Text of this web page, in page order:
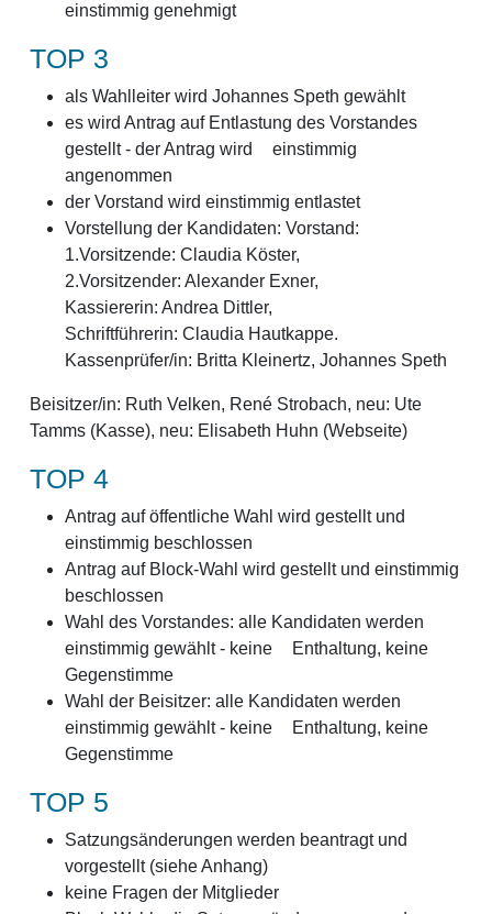
einstimmig genehmigt
TOP 3
als Wahlleiter wird Johannes Speth gewählt
es wird Antrag auf Entlastung des Vorstandes
gestellt - der Antrag wird einstimmig
angenommen
der Vorstand wird einstimmig entlastet
Vorstellung der Kandidaten: Vorstand:
1.Vorsitzende: Claudia Köster,
2.Vorsitzender: Alexander Exner,
Kassiererin: Andrea Dittler,
Schriftführerin: Claudia Hautkappe.
Kassenprüfer/in: Britta Kleinertz, Johannes Speth
Beisitzer/in: Ruth Velken, René Strobach, neu: Ute
Tamms (Kasse), neu: Elisabeth Huhn (Webseite)
TOP 4
Antrag auf öffentliche Wahl wird gestellt und
einstimmig beschlossen
Antrag auf Block-Wahl wird gestellt und einstimmig
beschlossen
Wahl des Vorstandes: alle Kandidaten werden
einstimmig gewählt - keine Enthaltung, keine
Gegenstimme
Wahl der Beisitzer: alle Kandidaten werden
einstimmig gewählt - keine Enthaltung, keine
Gegenstimme
TOP 5
Satzungsänderungen werden beantragt und
vorgestellt (siehe Anhang)
keine Fragen der Mitglieder